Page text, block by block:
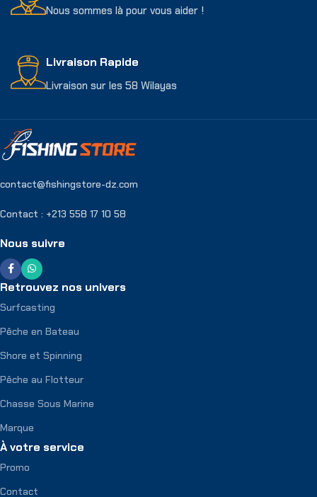
Nous sommes là pour vous aider !
Livraison Rapide
Livraison sur les 58 Wilayas
contact@fishingstore-dz.com
Contact : +213 558 17 10 58
Nous suivre
Retrouvez nos univers
Surfcasting
Pêche en Bateau
Shore et Spinning
Pêche au Flotteur
Chasse Sous Marine
Marque
À votre service
Promo
Contact